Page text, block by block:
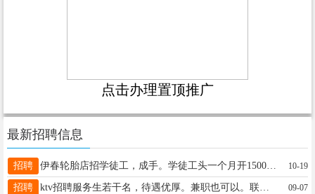
点击办理置顶推广
最新招聘信息
招聘 伊春轮胎店招学徒工，成手。学徒工头一个月开1500苐二个月开2000，每三个月涨500元，成手上不封顶有工龄工资有满勤奖。工作时间早8点到晚5.30中午有工作餐电话18645888772刘经理18645888772 10-19
招聘 09-07